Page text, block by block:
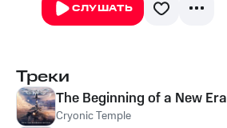
СЛУШАТЬ
Треки
The Beginning of a New Era
Cryonic Temple